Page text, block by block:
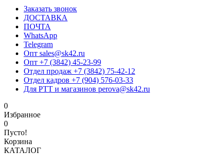
Заказать звонок
ДОСТАВКА
ПОЧТА
WhatsApp
Telegram
Опт sales@sk42.ru
Опт +7 (3842) 45-23-99
Отдел продаж +7 (3842) 75-42-12
Отдел кадров +7 (904) 576-03-33
Для РТТ и магазинов perova@sk42.ru
0
Избранное
0
Пусто!
Корзина
КАТАЛОГ